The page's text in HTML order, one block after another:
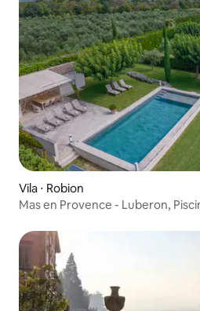
Vila ⋅ Robion
Mas en Provence - Luberon,